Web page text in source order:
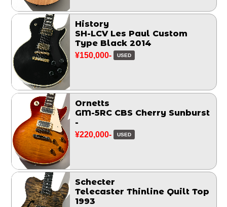
History
SH-LCV Les Paul Custom
Type Black 2014
¥150,000- USED
Ornetts
GM-5RC CBS Cherry Sunburst
-
¥220,000- USED
Schecter
Telecaster Thinline Quilt Top
1993